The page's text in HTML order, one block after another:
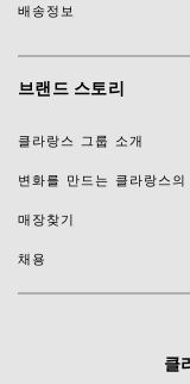
배송정보
브랜드 스토리
클라랑스 그룹 소개
변화를 만드는 클라랑스의
매장찾기
채용
클